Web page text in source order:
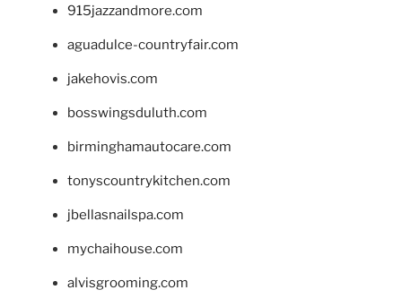
915jazzandmore.com
aguadulce-countryfair.com
jakehovis.com
bosswingsduluth.com
birminghamautocare.com
tonyscountrykitchen.com
jbellasnailspa.com
mychaihouse.com
alvisgrooming.com